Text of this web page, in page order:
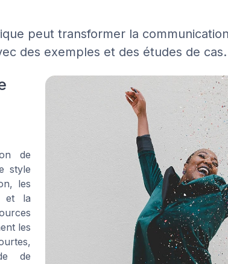
peut transformer la
des exemples et des études de cas.
de
style
les
et la
les
de